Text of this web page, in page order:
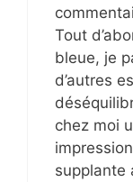
Tout
bleue, je
d’autres
chez moi
supplante